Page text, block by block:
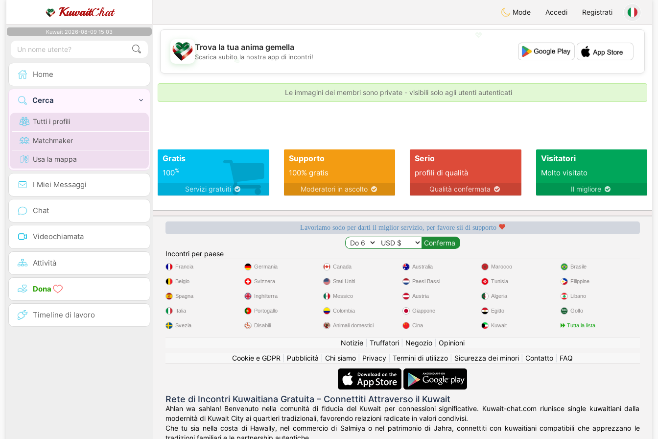
KuwaitChat Mode Accedi Registrati
Kuwait 2026-08-09 15:03
Home
Cerca
Tutti i profili
Matchmaker
Usa la mappa
I Miei Messaggi
Chat
Videochiamata
Attività
Dona
Timeline di lavoro
💖
💕
💕
Trova la tua anima gemella
Scarica subito la nostra app di incontri!
Le immagini dei membri sono private - visibili solo agli utenti autenticati
Gratis
100%
Servizi gratuiti
Supporto
100% gratis
Moderatori in ascolto
Serio
profili di qualità
Qualità confermata
Visitatori
Molto visitato
Il migliore
Lavoriamo sodo per darti il miglior servizio, per favore sii di supporto
Incontri per paese
Francia
Belgio
Spagna
Italia
Svezia
Germania
Svizzera
Inghilterra
Portogallo
Disabili
Canada
Stati Uniti
Messico
Colombia
Animali domestici
Australia
Paesi Bassi
Austria
Giappone
Cina
Marocco
Tunisia
Algeria
Egitto
Kuwait
Brasile
Filippine
Libano
Golfo
Tutta la lista
Notizie| Truffatori| Negozio| Opinioni
Cookie e GDPR
Pubblicità Chi siamo Privacy Termini di utilizzo Sicurezza dei minori Contatto FAQ
Rete di Incontri Kuwaitiana Gratuita – Connettiti Attraverso il Kuwait
Ahlan wa sahlan! Benvenuto nella comunità di fiducia del Kuwait per connessioni significative. Kuwait-chat.com riunisce single kuwaitiani dalla
modernità di Kuwait City ai quartieri tradizionali, favorendo relazioni radicate in valori condivisi.
Che tu sia nella costa di Hawally, nel commercio di Salmiya o nel patrimonio di Jahra, connettiti con kuwaitiani compatibili che apprezzano le